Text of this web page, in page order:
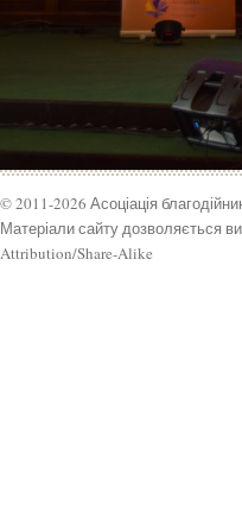
© 2011-2026 Асоціація
Матеріали сайту дозволяється
Attribution/Share-Alike